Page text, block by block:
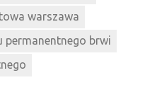
warszawa
permanentnego brwi